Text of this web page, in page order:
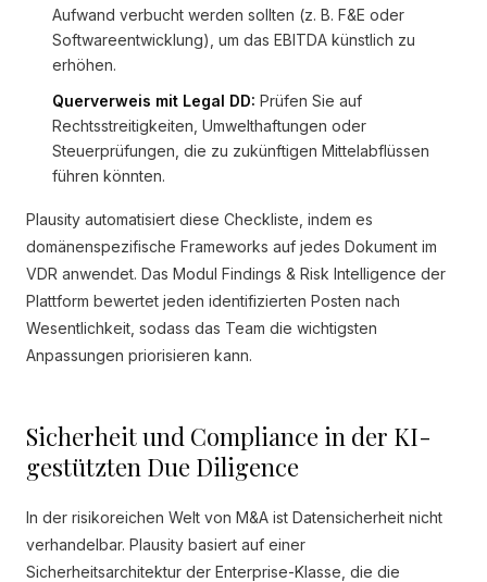
Aufwand verbucht werden sollten (z. B. F&E oder
Softwareentwicklung), um das EBITDA künstlich zu
erhöhen.
Querverweis mit Legal DD: Prüfen Sie auf
Rechtsstreitigkeiten, Umwelthaftungen oder
Steuerprüfungen, die zu zukünftigen Mittelabflüssen
führen könnten.
Plausity automatisiert diese Checkliste, indem es
domänenspezifische Frameworks auf jedes Dokument im
VDR anwendet. Das Modul Findings & Risk Intelligence der
Plattform bewertet jeden identifizierten Posten nach
Wesentlichkeit, sodass das Team die wichtigsten
Anpassungen priorisieren kann.
Sicherheit und Compliance in der KI-
gestützten Due Diligence
In der risikoreichen Welt von M&A ist Datensicherheit nicht
verhandelbar. Plausity basiert auf einer
Sicherheitsarchitektur der Enterprise-Klasse, die die